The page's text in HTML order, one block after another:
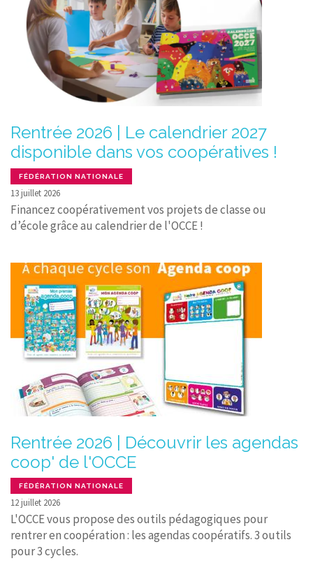
Rentrée 2026 | Le calendrier 2027
disponible dans vos coopératives !
FÉDÉRATION NATIONALE
13 juillet 2026
Financez coopérativement vos projets de classe ou
d’école grâce au calendrier de l'OCCE !
Rentrée 2026 | Découvrir les agendas
coop' de l'OCCE
FÉDÉRATION NATIONALE
12 juillet 2026
L'OCCE vous propose des outils pédagogiques pour
rentrer en coopération : les agendas coopératifs. 3 outils
pour 3 cycles.